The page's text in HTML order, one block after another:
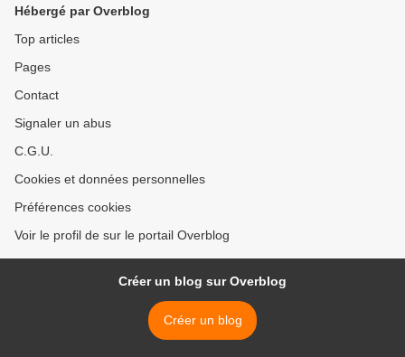
Hébergé par Overblog
Top articles
Pages
Contact
Signaler un abus
C.G.U.
Cookies et données personnelles
Préférences cookies
Voir le profil de sur le portail Overblog
Créer un blog sur Overblog
Créer un blog